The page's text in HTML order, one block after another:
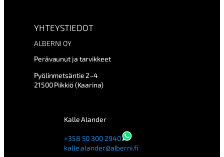
YHTEYSTIEDOT
ALBERNI OY
Perävaunut ja tarvikkeet
Pyölinmetsäntie 2–4
21500 Piikkiö (Kaarina)
Kalle Alander
+358 50 300 2940
kalle.alander@alberni.fi